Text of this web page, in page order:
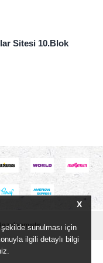
X
sunulması için
ilgili detaylı bilgi
Sitesi 10.Blok